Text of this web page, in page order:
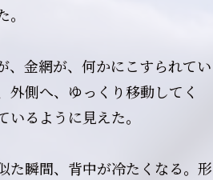
、金網が、何かにこすられてい
側へ、ゆっくり移動してく
るように見えた。
た瞬間、背中が冷たくなる。形